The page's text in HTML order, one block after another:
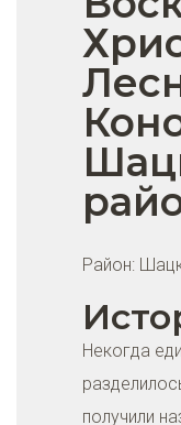
Район:
Некогда
получили